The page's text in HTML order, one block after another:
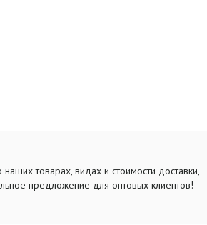
товарах, видах и стоимости доставки,
предложение для оптовых клиентов!